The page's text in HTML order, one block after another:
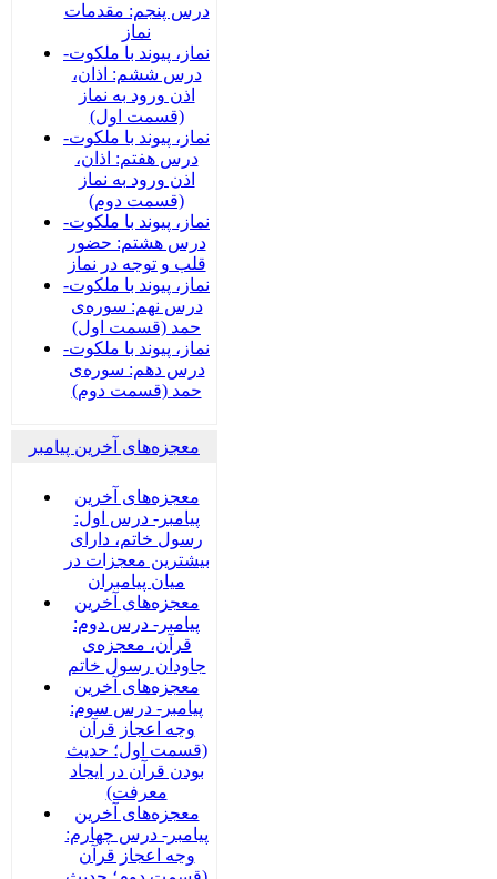
درس پنجم: مقدمات
نماز
نماز، پیوند با ملکوت-
درس ششم: اذان،
اذن ورود به نماز
(قسمت اول)
نماز، پیوند با ملکوت-
درس هفتم: اذان،
اذن ورود به نماز
(قسمت دوم)
نماز، پیوند با ملکوت-
درس هشتم: حضور
قلب و توجه در نماز
نماز، پیوند با ملکوت-
درس نهم: سوره‌ی
حمد (قسمت اول)
نماز، پیوند با ملکوت-
درس دهم: سوره‌ی
حمد (قسمت دوم)
معجزه‌های آخرین پیامبر
معجزه‌های آخرین
پیامبر- درس اول:
رسول خاتم، دارای
بیشترین معجزات در
میان پیامبران
معجزه‌های آخرین
پیامبر- درس دوم:
قرآن، معجزه‌ی
جاودان رسول خاتم
معجزه‌های آخرین
پیامبر- درس سوم:
وجه اعجاز قرآن
(قسمت اول؛ حدیث
بودن قرآن در ایجاد
معرفت)
معجزه‌های آخرین
پیامبر- درس چهارم:
وجه اعجاز قرآن